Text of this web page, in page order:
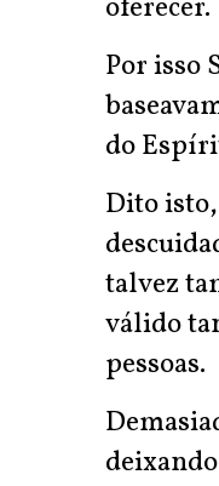
oferecer.
Por isso
do
Dito
talvez
válido
pessoas.